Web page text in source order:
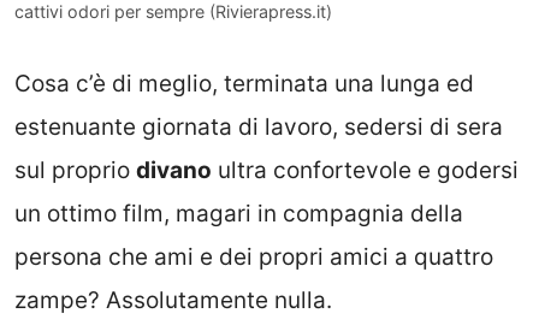
cattivi odori per sempre (Rivierapress.it)
Cosa c’è di meglio, terminata una lunga ed
estenuante giornata di lavoro, sedersi di sera
sul proprio divano ultra confortevole e godersi
un ottimo film, magari in compagnia della
persona che ami e dei propri amici a quattro
zampe? Assolutamente nulla.